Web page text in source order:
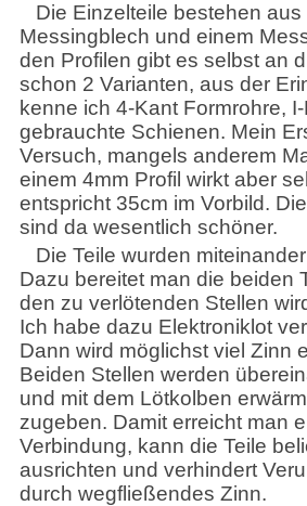
Die Einzelteile bestehen aus
Messingblech und einem
den Profilen gibt es selbst an
schon 2 Varianten, aus der
kenne ich 4-Kant Formrohre,
gebrauchte Schienen. Mein
Versuch, mangels anderem
einem 4mm Profil wirkt aber
entspricht 35cm im Vorbild.
sind da wesentlich schöner.
Die Teile wurden
Dazu bereitet man die beiden
den zu verlötenden Stellen
Ich habe dazu Elektroniklot
Dann wird möglichst viel Zinn
Beiden Stellen werden
und mit dem Lötkolben
zugeben. Damit erreicht man
Verbindung, kann die Teile
ausrichten und verhindert
durch wegfließendes Zinn.